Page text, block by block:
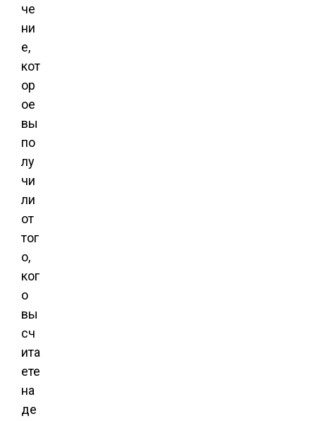
че
ни
е,
кот
ор
ое
вы
по
лу
чи
ли
от
тог
о,
ког
о
вы
сч
ита
ете
на
де